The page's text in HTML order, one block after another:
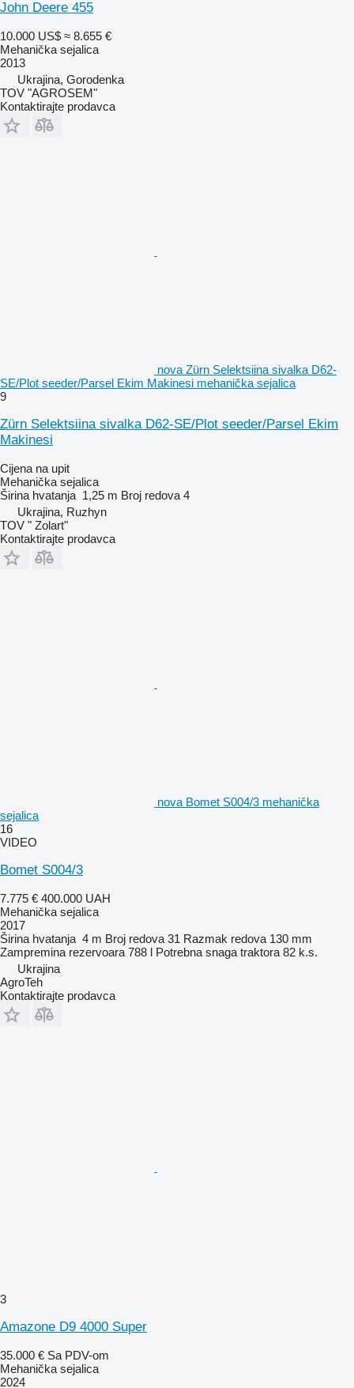
John Deere 455
10.000 US$ ≈ 8.655 €
Mehanička sejalica
2013
Ukrajina, Gorodenka
TOV "AGROSEM"
Kontaktirajte prodavca
nova Zürn Selektsiina sivalka D62-
SE/Plot seeder/Parsel Ekim Makinesi mehanička sejalica
9
Zürn Selektsiina sivalka D62-SE/Plot seeder/Parsel Ekim
Makinesi
Cijena na upit
Mehanička sejalica
Širina hvatanja 1,25 m Broj redova 4
Ukrajina, Ruzhyn
TOV " Zolart"
Kontaktirajte prodavca
nova Bomet S004/3 mehanička
sejalica
16
VIDEO
Bomet S004/3
7.775 € 400.000 UAH
Mehanička sejalica
2017
Širina hvatanja 4 m Broj redova 31 Razmak redova 130 mm
Zampremina rezervoara 788 l Potrebna snaga traktora 82 k.s.
Ukrajina
AgroTeh
Kontaktirajte prodavca
3
Amazone D9 4000 Super
35.000 € Sa PDV-om
Mehanička sejalica
2024